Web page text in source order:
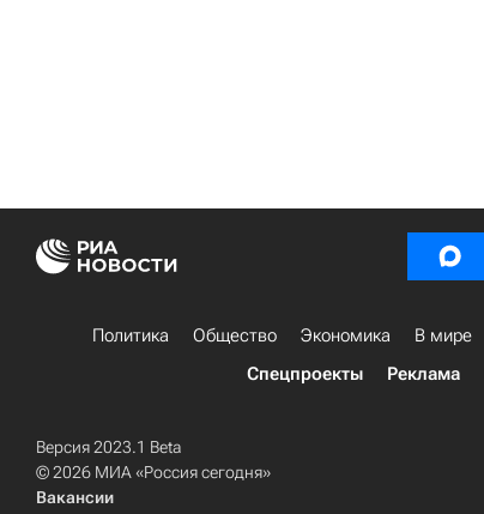
Политика Общество Экономика В мире
Спецпроекты
Реклама
Версия 2023.1 Beta
© 2026 МИА «Россия сегодня»
Вакансии